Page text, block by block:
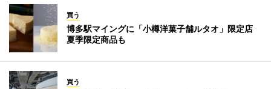
買う
博多駅マイングに「小樽洋菓子舗ルタオ」限定店
夏季限定商品も
買う